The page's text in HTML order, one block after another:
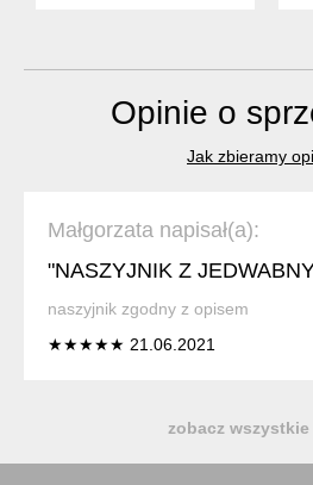
Opinie o
Jak zbieramy
Małgorzata napisał(a):
"NASZYJNIK Z
naszyjnik zgodny z opisem
★★★★★ 21.06.2021
zobacz